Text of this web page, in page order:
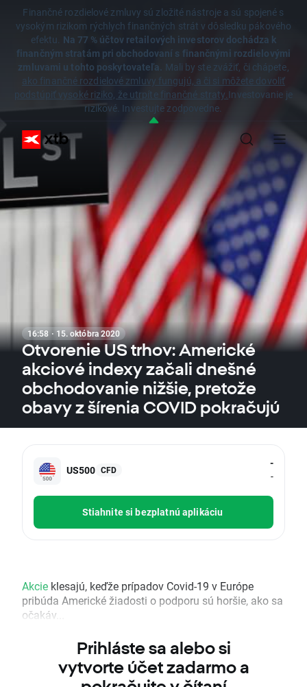
Finančné rozdielové zmluvy sú zložité nástroje a sú spojené s
vysokým rizikom rýchlych finančných strát v dôsledku pákového
efektu. Na 77 % účtov retailových investorov dochádza k
finančným stratám pri obchodovaní s finančnými rozdielovými
zmluvami u tohto poskytovateľa. Mali by ste zvážiť, či chápete,
ako finančné rozdielové zmluvy fungujú, a či si môžete dovoliť
podstúpiť vysoké riziko, že utrpíte finančné straty.Investovanie je
rizikové. Investujte zodpovedne.
16:58 · 15. októbra 2020
Otvorenie US trhov: Americké
akciové indexy začali dnešné
obchodovanie nižšie, pretože
obavy z šírenia COVID pokračujú
US500 CFD
-
-
Stiahnite si bezplatnú aplikáciu
Akcie klesajú, keďže prípadov Covid-19 v Európe
pribúda Americké žiadosti o podporu sú horšie, ako sa
očakáv...
Prihláste sa alebo si
vytvorte účet zadarmo a